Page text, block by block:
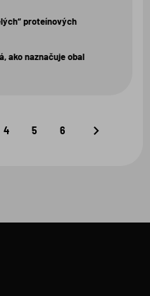
proteínových
ako naznačuje obal
4 5 6
Nasledujúca